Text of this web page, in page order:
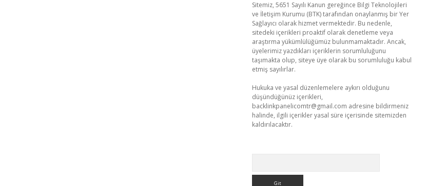
Sitemiz, 5651 Sayılı Kanun gereğince Bilgi Teknolojileri
ve İletişim Kurumu (BTK) tarafından onaylanmış bir Yer
Sağlayıcı olarak hizmet vermektedir. Bu nedenle,
sitedeki içerikleri proaktif olarak denetleme veya
araştırma yükümlülüğümüz bulunmamaktadır. Ancak,
üyelerimiz yazdıkları içeriklerin sorumluluğunu
taşımakta olup, siteye üye olarak bu sorumluluğu kabul
etmiş sayılırlar.
Hukuka ve yasal düzenlemelere aykırı olduğunu
düşündüğünüz içerikleri,
backlinkpanelicomtr@gmail.com adresine bildirmeniz
halinde, ilgili içerikler yasal süre içerisinde sitemizden
kaldırılacaktır.